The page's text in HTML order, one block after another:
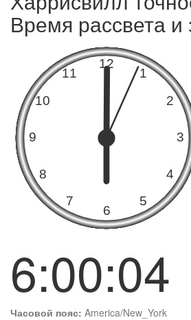
Время рассвета и
6:00:05
Часовой пояс: America/New_York